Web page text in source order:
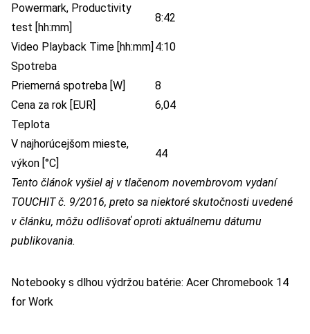
Powermark, Productivity
test [hh:mm]
8:42
Video Playback Time [hh:mm] 4:10
Spotreba
Priemerná spotreba [W]
8
Cena za rok [EUR]
6,04
Teplota
V najhorúcejšom mieste,
výkon [°C]
44
Tento článok vyšiel aj v tlačenom novembrovom vydaní
TOUCHIT č. 9/2016, preto sa niektoré skutočnosti uvedené
v článku, môžu odlišovať oproti aktuálnemu dátumu
publikovania.
Notebooky s dlhou výdržou batérie: Acer Chromebook 14
for Work